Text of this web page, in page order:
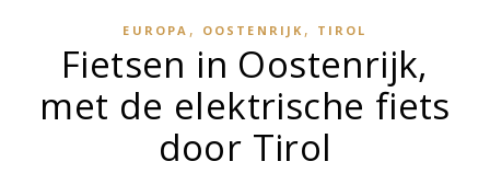
EUROPA , OOSTENRIJK , TIROL
Fietsen in Oostenrijk,
met de elektrische fiets
door Tirol